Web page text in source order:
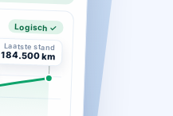
Logisch ✓
Laatste stand
184.500 km